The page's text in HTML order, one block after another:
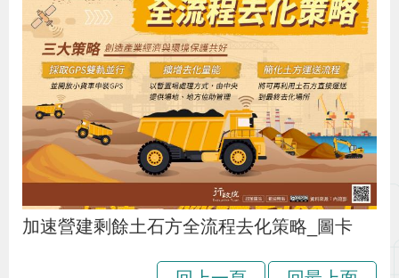
務
線
上
辦
加速營建剩餘土石方全流程去化策略_圖卡